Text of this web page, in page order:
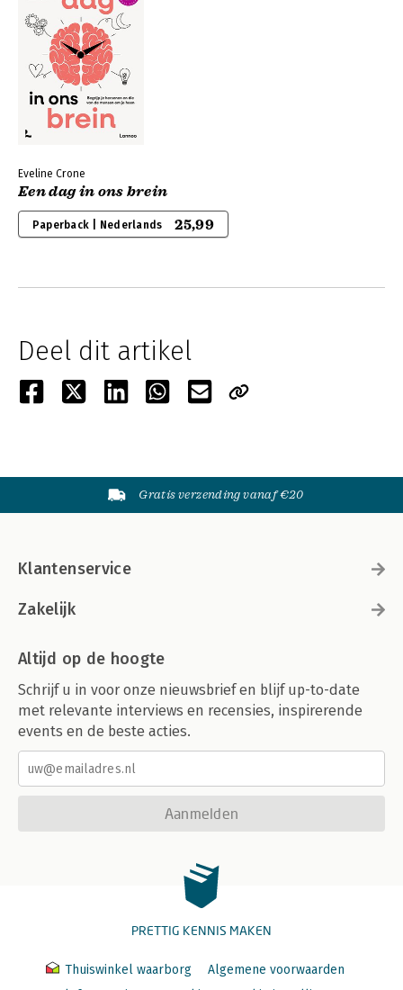
Eveline Crone
Een dag in ons brein
Paperback | Nederlands 25,99
Deel dit artikel
Gratis verzending vanaf €20
Klantenservice
Zakelijk
Altijd op de hoogte
Schrijf u in voor onze nieuwsbrief en blijf up-to-date
met relevante interviews en recensies, inspirerende
events en de beste acties.
Aanmelden
PRETTIG KENNIS MAKEN
Thuiswinkel waarborg
Algemene voorwaarden